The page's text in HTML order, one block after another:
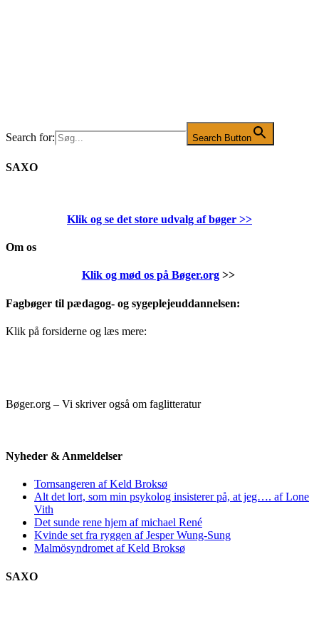
Search for: Search Button
SAXO
Klik og se det store udvalg af bøger >>
Om os
Klik og mød os på Bøger.org>>
Fagbøger til pædagog- og sygeplejeuddannelsen:
Klik på forsiderne og læs mere:
Bøger.org – Vi skriver også om faglitteratur
Nyheder & Anmeldelser
Tornsangeren af Keld Broksø
Alt det lort, som min psykolog insisterer på, at jeg…. af Lone
Vith
Det sunde rene hjem af michael René
Kvinde set fra ryggen af Jesper Wung-Sung
Malmösyndromet af Keld Broksø
SAXO